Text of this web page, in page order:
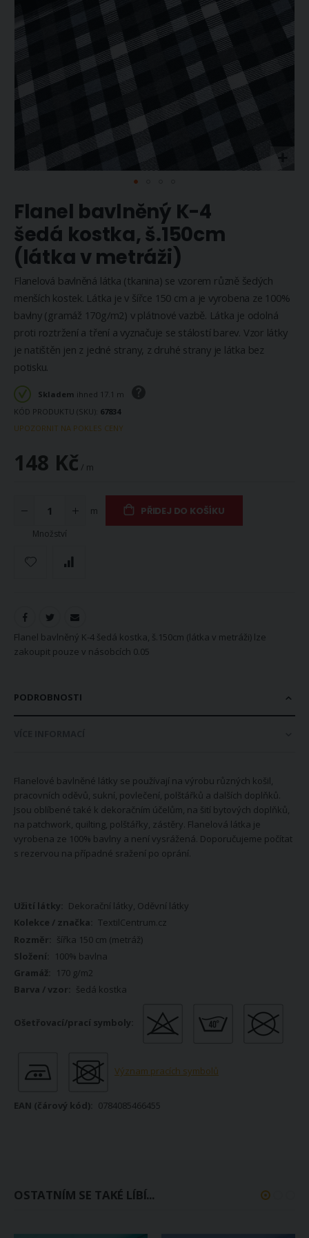
na
začátek
galerie
s
obrázky
Flanel bavlněný K-4
šedá kostka, š.150cm
(látka v metráži)
Flanelová bavlněná látka (tkanina) se vzorem různě šedých
menších kostek. Látka je v šířce 150 cm a je vyrobena ze 100%
bavlny (gramáž 170g/m2) v plátnové vazbě. Látka je odolná
proti roztržení a tření a vyznačuje se stálostí barev. Vzor látky
je natištěn jen z jedné strany, z druhé strany je látka bez
potisku.
Skladem ihned 17.1 m
KÓD PRODUKTU (SKU) 67834
UPOZORNIT NA POKLES CENY
148 Kč / m
Množství
m PŘIDEJ DO KOŠÍKU
Flanel bavlněný K-4 šedá kostka, š.150cm (látka v metráži) lze
zakoupit pouze v násobcích 0.05
PODROBNOSTI
Flanelové bavlněné látky se používají na výrobu různých košil,
pracovních oděvů, sukní, povlečení, polštářků a dalších doplňků.
Jsou oblíbené také k dekoračním účelům, na šití bytových doplňků,
na patchwork, quilting, polštářky, zástěry. Flanelová látka je
vyrobena ze 100% bavlny a není vysrážená. Doporučujeme počítat
s rezervou na případné sražení po oprání.
Více
informací
Dekorační látky, Oděvní látky
TextilCentrum.cz
šířka 150 cm (metráž)
100% bavlna
170 g/m2
šedá kostka
Význam pracích symbolů
0784085466455
OSTATNÍM SE TAKÉ LÍBÍ...